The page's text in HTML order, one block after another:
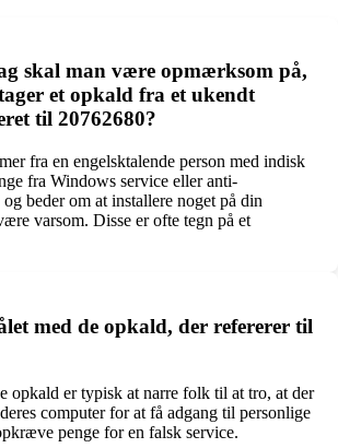
skal man være opmærksom på,
et opkald fra et ukendt
til 20762680?
fra en engelsktalende person med indisk
fra Windows service eller anti-
beder om at installere noget på din
varsom. Disse er ofte tegn på et
med de opkald, der refererer til
opkald er typisk at narre folk til at tro, at der
computer for at få adgang til personlige
penge for en falsk service.